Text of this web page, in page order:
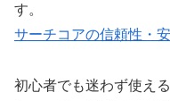
す。
サーチコアの信頼性・
初心者でも迷わず使え